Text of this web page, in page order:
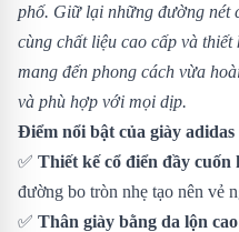
phố. Giữ lại những đường nét
cùng chất liệu cao cấp và thiết
mang đến phong cách vừa
và phù hợp với mọi dịp.
Điểm nổi bật của giày adidas
✅ Thiết kế cổ điển đầy cuốn
đường bo tròn nhẹ tạo nên vẻ
✅ Thân giày bằng da lộn